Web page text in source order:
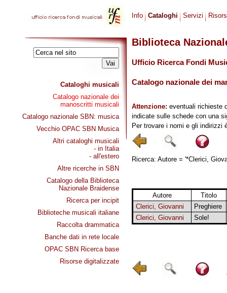
Cataloghi musicali
Catalogo nazionale dei
manoscritti musicali
Catalogo nazionale SBN: musica
Vecchio OPAC SBN Musica
Altri cataloghi musicali
- in Italia
- all'estero
Altre ricerche in SBN
Catalogo della Biblioteca
Nazionale Braidense
Ricerca per incipit
Biblioteche musicali italiane
Raccolta drammatica
Banche dati in rete locale
OPAC SBN Ricerca base
Risorse digitalizzate
Info Cataloghi Servizi
Biblioteca
Ufficio Ricerca Fondi
Catalogo nazionale dei
Attenzione: eventuali richieste
indicate sulle schede con una
Per trovare i nomi e gli indirizzi
Ricerca: Autore = '*Clerici,
Autore
Titolo
Clerici, Giovanni
Preghiere
Clerici, Giovanni
Sole!